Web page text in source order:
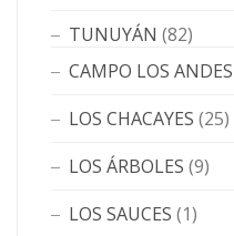
TUNUYÁN (82)
CAMPO LOS ANDES
LOS CHACAYES (25)
LOS ÁRBOLES (9)
LOS SAUCES (1)